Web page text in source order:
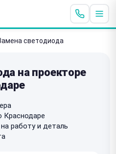
светодиода
на проекторе
Краснодаре
работу и деталь